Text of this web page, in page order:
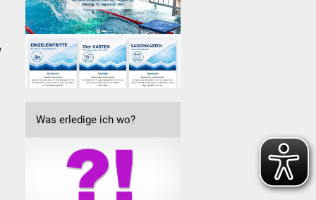
Was erledige ich wo?